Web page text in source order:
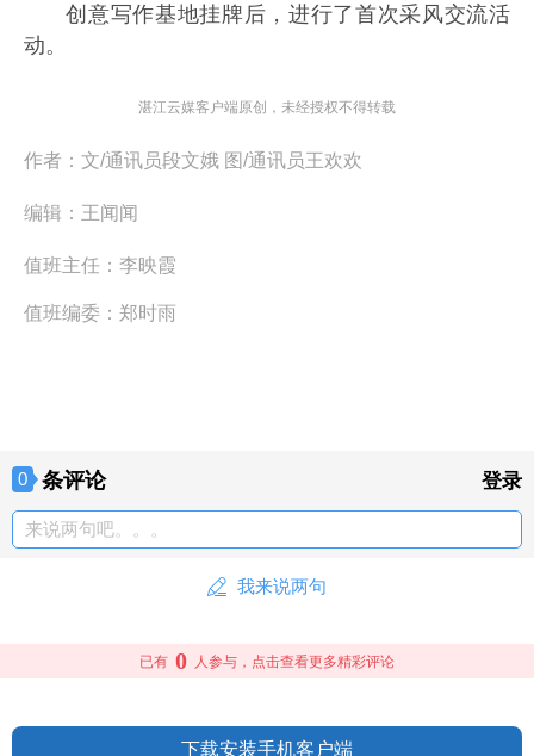
创意写作基地挂牌后，进行了首次采风交流活
动。
湛江云媒客户端原创，未经授权不得转载
作者： 文/通讯员段文娥 图/通讯员王欢欢
编辑： 王闻闻
值班主任： 李映霞
值班编委： 郑时雨
0 条评论 登录
来说两句吧。。。
我来说两句
已有 0 人参与，点击查看更多精彩评论
下载安装手机客户端